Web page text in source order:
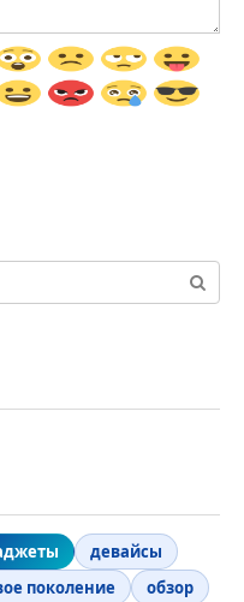
девайсы
поколение
обзор